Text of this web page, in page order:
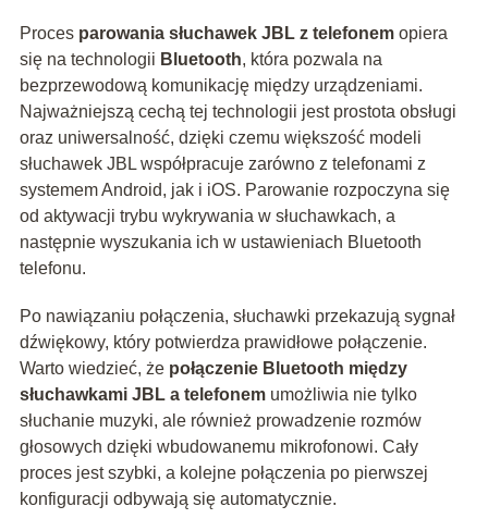
Proces parowania słuchawek JBL z telefonemopiera
się na technologii Bluetooth, która pozwala na
bezprzewodową komunikację między urządzeniami.
Najważniejszą cechą tej technologii jest prostota obsługi
oraz uniwersalność, dzięki czemu większość modeli
słuchawek JBL współpracuje zarówno z telefonami z
systemem Android, jak i iOS. Parowanie rozpoczyna się
od aktywacji trybu wykrywania w słuchawkach, a
następnie wyszukania ich w ustawieniach Bluetooth
telefonu.
Po nawiązaniu połączenia, słuchawki przekazują sygnał
dźwiękowy, który potwierdza prawidłowe połączenie.
Warto wiedzieć, że połączenie Bluetooth między
słuchawkami JBL a telefonemumożliwia nie tylko
słuchanie muzyki, ale również prowadzenie rozmów
głosowych dzięki wbudowanemu mikrofonowi. Cały
proces jest szybki, a kolejne połączenia po pierwszej
konfiguracji odbywają się automatycznie.